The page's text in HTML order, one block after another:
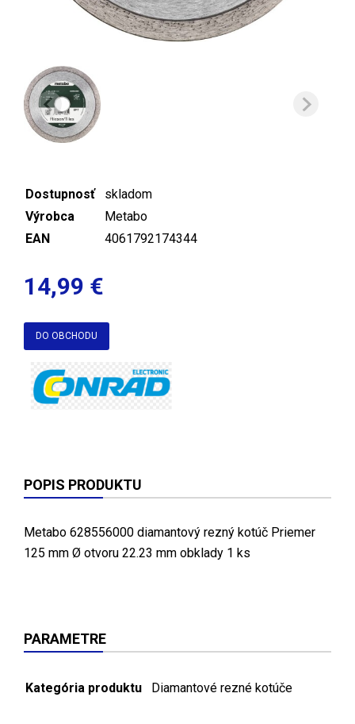
Dostupnosť
skladom
Výrobca
Metabo
EAN
4061792174344
14,99 €
DO OBCHODU
POPIS PRODUKTU
Metabo 628556000 diamantový rezný kotúč Priemer
125 mm Ø otvoru 22.23 mm obklady 1 ks
PARAMETRE
Kategória produktu Diamantové rezné kotúče